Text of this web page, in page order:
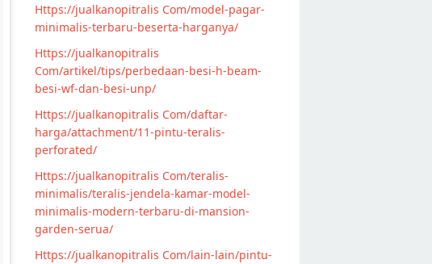
Https://jualkanopitralis Com/model-pagar-
minimalis-terbaru-beserta-harganya/
Https://jualkanopitralis
Com/artikel/tips/perbedaan-besi-h-beam-
besi-wf-dan-besi-unp/
Https://jualkanopitralis Com/daftar-
harga/attachment/11-pintu-teralis-
perforated/
Https://jualkanopitralis Com/teralis-
minimalis/teralis-jendela-kamar-model-
minimalis-modern-terbaru-di-mansion-
garden-serua/
Https://jualkanopitralis Com/lain-lain/pintu-